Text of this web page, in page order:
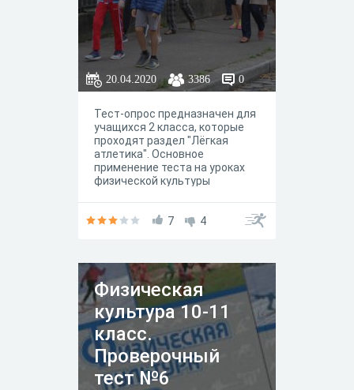
20.04.2020 3386 0
Тест-опрос предназначен для
учащихся 2 класса, которые
проходят раздел "Лёгкая
атлетика". Основное
применение теста на уроках
физической культуры
7
4
Физическая
культура 10-11
класс.
Проверочный
тест №6